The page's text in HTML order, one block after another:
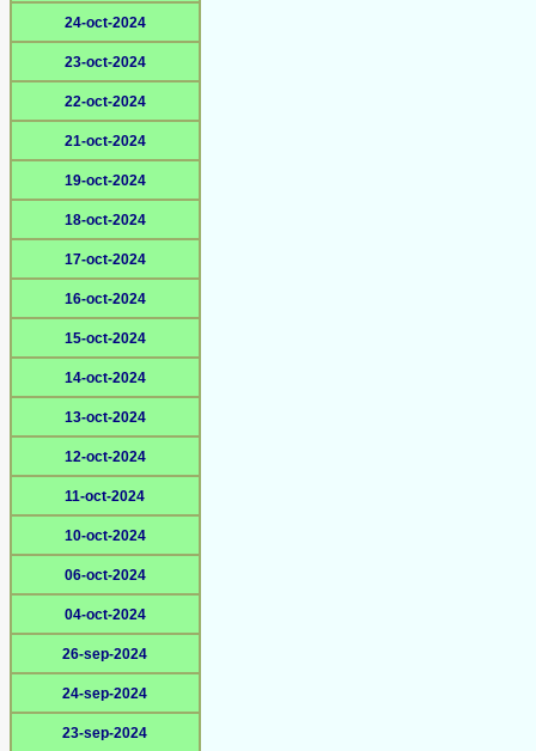
24-oct-2024
23-oct-2024
22-oct-2024
21-oct-2024
19-oct-2024
18-oct-2024
17-oct-2024
16-oct-2024
15-oct-2024
14-oct-2024
13-oct-2024
12-oct-2024
11-oct-2024
10-oct-2024
06-oct-2024
04-oct-2024
26-sep-2024
24-sep-2024
23-sep-2024